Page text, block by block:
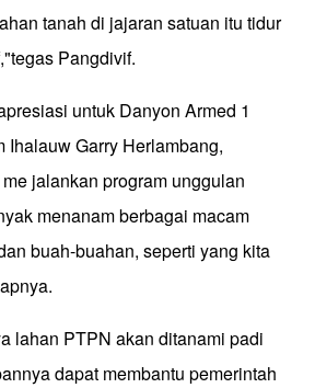
tanah di jajaran satuan itu tidur
Pangdivif.
untuk Danyon Armed 1
Ihalauw Garry Herlambang,
jalankan program unggulan
menanam berbagai macam
buah-buahan, seperti yang kita
lahan PTPN akan ditanami padi
dapat membantu pemerintah